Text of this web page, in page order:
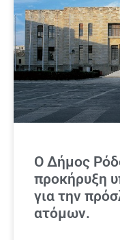
Ο Δήμος
προκήρυξη
για την
ατόμων.